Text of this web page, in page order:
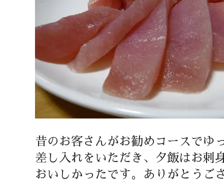
昔のお客さんがお勧めコースでゆ
差し入れをいただき、夕飯はお刺
おいしかったです。ありがとうご